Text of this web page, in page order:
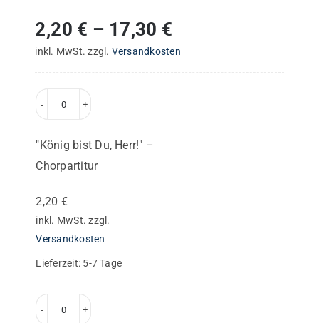
2,20 € – 17,30 €
inkl. MwSt. zzgl. Versandkosten
Du,
–
Chorpartitur
Menge
"König bist Du, Herr!" –
Chorpartitur
2,20 €
inkl. MwSt. zzgl.
Versandkosten
Lieferzeit: 5-7 Tage